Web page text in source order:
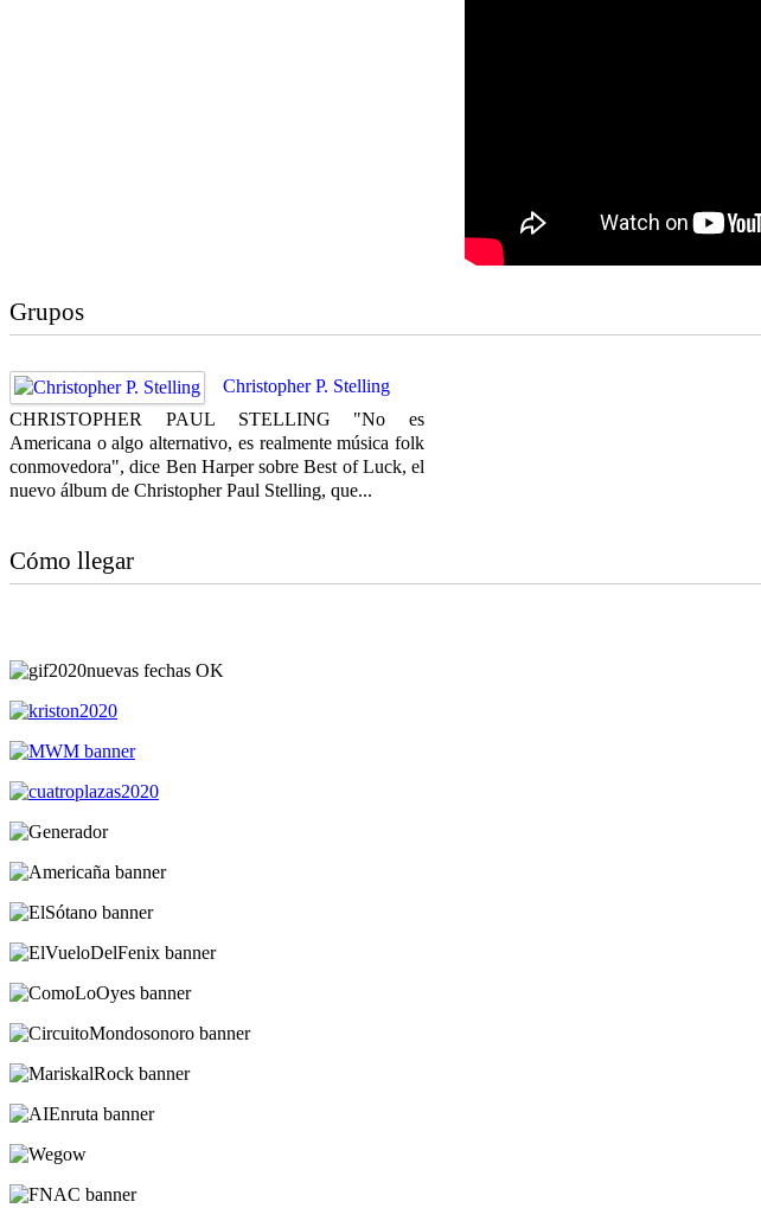
Grupos
Christopher P. Stelling
CHRISTOPHER PAUL STELLING "No es
Americana o algo alternativo, es realmente música folk
conmovedora", dice Ben Harper sobre Best of Luck, el
nuevo álbum de Christopher Paul Stelling, que...
Cómo llegar